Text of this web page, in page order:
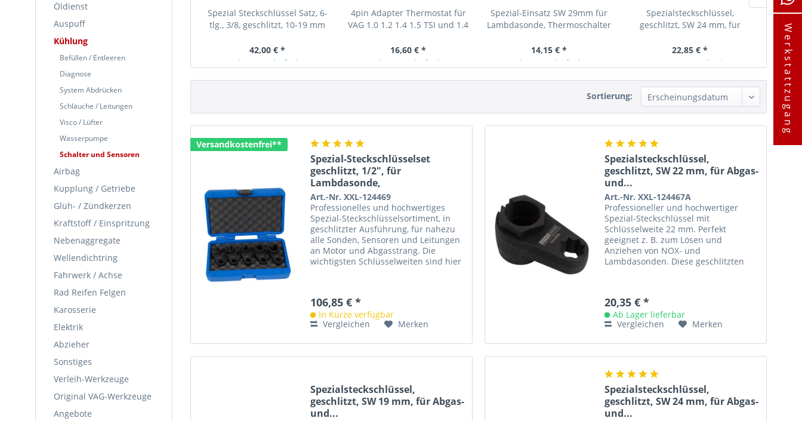
Öldienst
Auspuff
Kühlung
Befüllen / Entleeren
Diagnose
System Abdrücken
Schläuche / Leitungen
Visco / Lüfter
Wasserpumpe
Schalter und Sensoren
Airbag
Kupplung / Getriebe
Glüh- / Zündkerzen
Kraftstoff / Einspritzung
Nebenaggregate
Wellendichtring
Fahrwerk / Achse
Rad Reifen Felgen
Karosserie
Elektrik
Abzieher
Sonstiges
Verleih-Werkzeuge
Original VAG-Werkzeuge
Angebote
Spezial Steckschlüssel Satz, 6-
tlg., 3/8, geschlitzt, 10-19 mm
42,00 € *
Ab Lager lieferbar
4pin Adapter Thermostat für
VAG 1.0 1.2 1.4 1.5 TSI und 1.4
16,60 € *
Ab Lager lieferbar
Spezial-Einsatz SW 29mm für
Lambdasonde, Thermoschalter
14,15 € *
Ab Lager lieferbar
Spezialsteckschlüssel,
geschlitzt, SW 24 mm, für
22,85 € *
In Kürze verfügbar
27
Sortierung:
Versandkostenfrei**
Spezial-Steckschlüsselset
geschlitzt, 1/2", für
Lambdasonde,
Abgassensoren,...
Art.-Nr. XXL-124469
Professionelles und hochwertiges
Spezial-Steckschlüsselsortiment, in
geschlitzter Ausführung, für nahezu
alle Sonden, Sensoren und Leitungen
an Motor und Abgasstrang. Die
wichtigsten Schlüsselweiten sind hier
106,85 € *
In Kürze verfügbar
Vergleichen
Merken
Spezialsteckschlüssel,
geschlitzt, SW 22 mm, für Abgas-
und...
Art.-Nr. XXL-124467A
Professioneller und hochwertiger
Spezial-Steckschlüssel mit
Schlüsselweite 22 mm. Perfekt
geeignet z. B. zum Lösen und
Anziehen von NOX- und
Lambdasonden. Diese geschlitzten
20,35 € *
Ab Lager lieferbar
Vergleichen
Merken
Spezialsteckschlüssel,
geschlitzt, SW 19 mm, für Abgas-
und...
Spezialsteckschlüssel,
geschlitzt, SW 24 mm, für Abgas-
und...
Werkstattzugang